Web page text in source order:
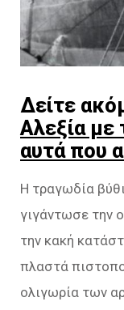
Δείτε
Αλεξία με
αυτά που
Η τραγωδία
γιγάντωσε την
την κακή
πλαστά
ολιγωρία των